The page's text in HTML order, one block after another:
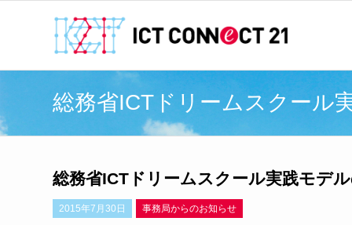
総務省ICTドリームスクール
総務省ICTドリームスクール実践モデ
2015年7月30日 事務局からのお知らせ